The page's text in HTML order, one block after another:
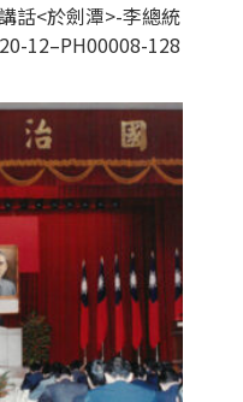
話<於劍潭>-李總統
12–PH00008-128